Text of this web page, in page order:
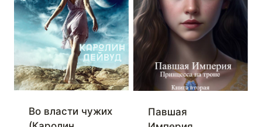
Во власти чужих
Павшая